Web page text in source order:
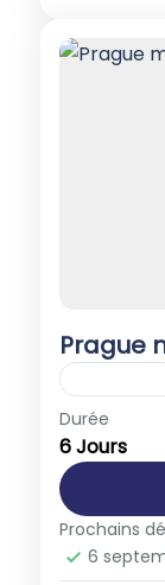
Prague
Autriche
1-40
Durée
6 Jours
Prochains
6